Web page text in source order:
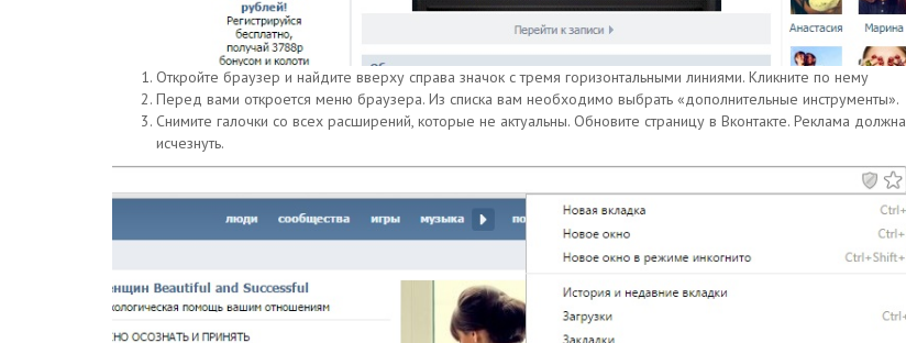
Откройте браузер и найдите вверху справа значок с тремя горизонтальными линиями. Кликните по нему
Перед вами откроется меню браузера. Из списка вам необходимо выбрать «дополнительные инструменты».
Снимите галочки со всех расширений, которые не актуальны. Обновите страницу в Вконтакте. Реклама должна
исчезнуть.